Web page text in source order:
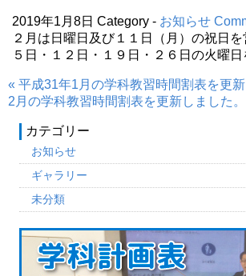
2019年1月8日 Category - お知らせ
２月は日曜日及び１１日（月）の祝日を
５日・１２日・１９日・２６日の火曜日
« 平成31年1月の学科教習時間割表を更新
2月の学科教習時間割表を更新しました
カテゴリー
お知らせ
ギャラリー
未分類